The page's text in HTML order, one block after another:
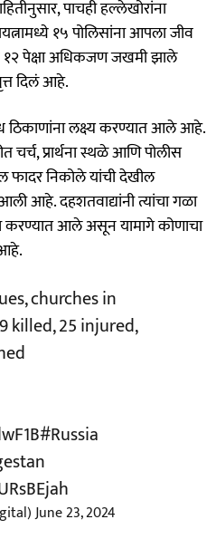
पाचही हल्लेखोरांना
१५ पोलिसांना आपला जीव
१२ पेक्षा अधिकजण जखमी झाले
दिलं आहे.
ठिकाणांना लक्ष्य करण्यात आले आहे.
प्रार्थना स्थळे आणि पोलीस
निकोले यांची देखील
आहे. दहशतवाद्यांनी त्यांचा गळा
करण्यात आले असून यामागे कोणाचा
churches in
killed, 25 injured,
#Russia
June 23, 2024